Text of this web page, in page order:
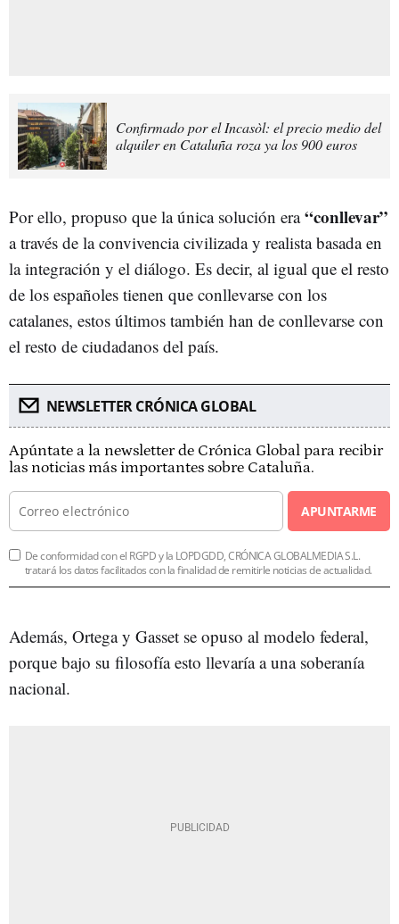
Confirmado por el Incasòl: el precio medio del
alquiler en Cataluña roza ya los 900 euros
Por ello, propuso que la única solución era“conllevar”
a través de la convivencia civilizada y realista basada en
la integración y el diálogo. Es decir, al igual que el resto
de los españoles tienen que conllevarse con los
catalanes, estos últimos también han de conllevarse con
el resto de ciudadanos del país.
NEWSLETTER CRÓNICA GLOBAL
Apúntate a la newsletter de Crónica Global para recibir
las noticias más importantes sobre Cataluña.
APUNTARME
De conformidad con el RGPD y la LOPDGDD, CRÓNICA GLOBALMEDIA S.L.
tratará los datos facilitados con la finalidad de remitirle noticias de actualidad.
Además, Ortega y Gasset se opuso al modelo federal,
porque bajo su filosofía esto llevaría a una soberanía
nacional.